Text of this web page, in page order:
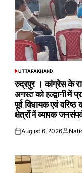
POSTED
UTTARAKHAND
रुद्रपुर । कांग्रेस के
अगस्त को हल्द्वानी में
पूर्व विधायक एवं
क्षेत्रों में व्यापक
Posted
August 6, 2026Posted